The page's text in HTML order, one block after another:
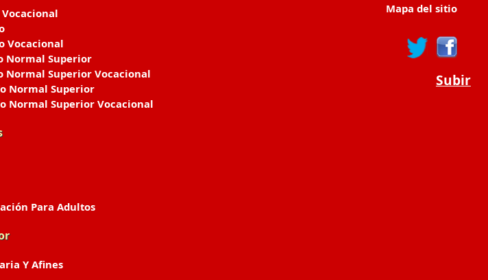
Vocacional
Vocacional
Normal Superior
Normal Superior Vocacional
Normal Superior
Normal Superior Vocacional
Para Adultos
Y Afines
Mapa del sitio
Subir